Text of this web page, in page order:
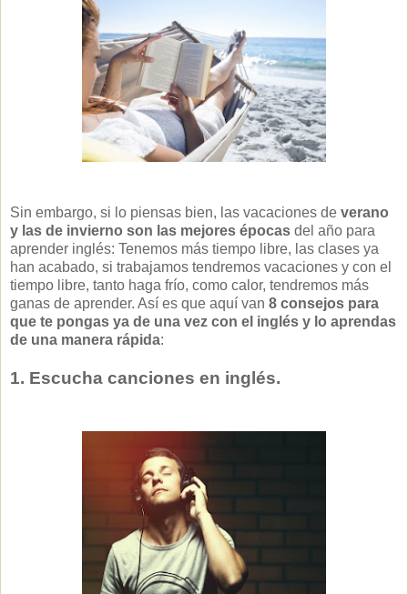
Sin embargo, si lo piensas bien, las vacaciones de verano
y las de invierno son las mejores épocasdel año para
aprender inglés: Tenemos más tiempo libre, las clases ya
han acabado, si trabajamos tendremos vacaciones y con el
tiempo libre, tanto haga frío, como calor, tendremos más
ganas de aprender. Así es que aquí van 8 consejos para
que te pongas ya de una vez con el inglés y lo aprendas
de una manera rápida:
1. Escucha canciones en inglés.